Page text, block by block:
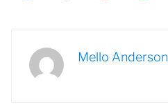
Mello Anderson